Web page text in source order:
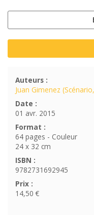
Auteurs :
Juan Gimenez
Date :
01 avr. 2015
Format :
64 pages - Couleur
24 x 32 cm
ISBN :
9782731692945
Prix :
14,50 €